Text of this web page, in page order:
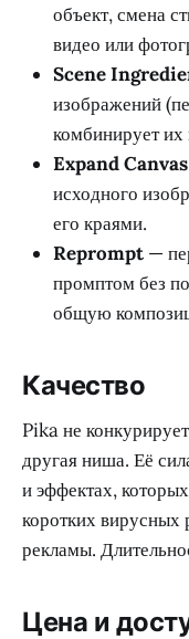
объект, смена
видео или
Scene
изображений
комбинирует
Expand Canvas
исходного
его краями.
Reprompt —
промптом без
общую
Качество
Pika не
другая ниша. Её
и эффектах,
коротких вирусных
рекламы.
Цена и